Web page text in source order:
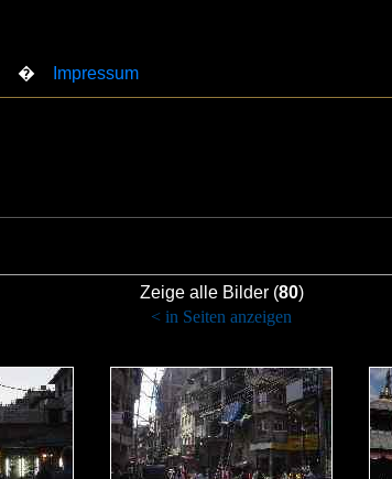
� Impressum
Zeige alle Bilder (80)
< in Seiten anzeigen